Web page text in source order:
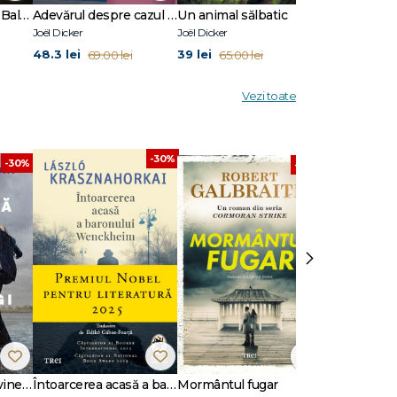
Cartea clanului din Baltimore Adevărul despre cazul Harry Quebert
Joël Dicker
48.3 lei 69.00 lei
Un animal sălbatic
Joël Dicker
39 lei 65.00 lei
Vezi toate
-30%
Dansează când îți vine să plângi
-30%
Întoarcerea acasă a baronului Wenckheim
-30%
Mormântul fugar
›